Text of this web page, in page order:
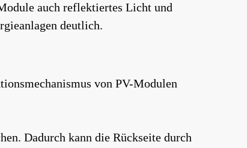
auch reflektiertes Licht und
deutlich.
von PV-Modulen
Dadurch kann die Rückseite durch